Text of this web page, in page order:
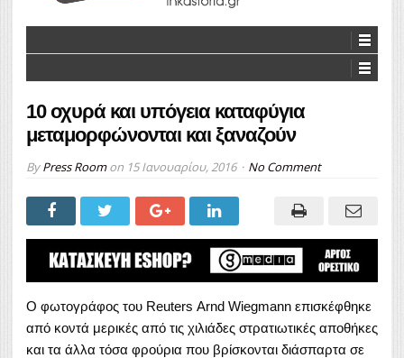
10 οχυρά και υπόγεια καταφύγια
μεταμορφώνονται και ξαναζούν
ByPress Roomon 15 Ιανουαρίου, 2016 No Comment
Ο φωτογράφος του Reuters Arnd Wiegmann επισκέφθηκε
από κοντά μερικές από τις χιλιάδες στρατιωτικές αποθήκες
και τα άλλα τόσα φρούρια που βρίσκονται διάσπαρτα σε